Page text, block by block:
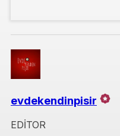
evdekendinpisir
EDİTOR